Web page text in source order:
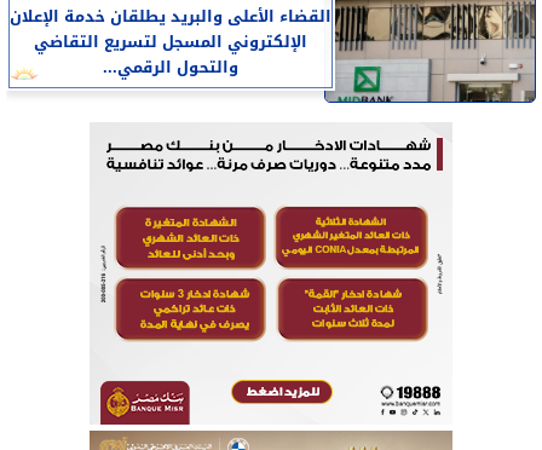
القضاء الأعلى والبريد يطلقان خدمة الإعلان
الإلكتروني المسجل لتسريع التقاضي
والتحول الرقمي...